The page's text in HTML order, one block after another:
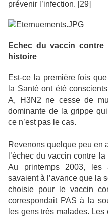
prévenir l’infection. [29]
Echec du vaccin contre
histoire
Est-ce la première fois
la Santé ont été
A, H3N2 ne cesse de
dominante de la grippe
ce n’est pas le cas.
Revenons quelque peu en
l’échec du vaccin contre
Au printemps 2003, les
savaient à l’avance que la
choisie pour le vaccin
correspondait PAS à la
les gens très malades.